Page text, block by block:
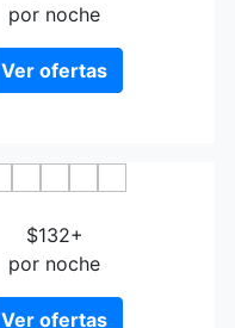
por noche
Ver ofertas
$132+
por noche
Ver ofertas